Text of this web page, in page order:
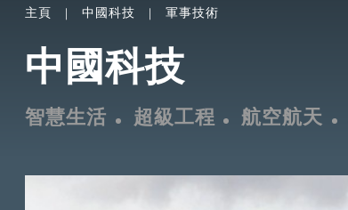
主頁 中國科技 軍事技術
中國科技
智慧生活 超級工程 航空航天